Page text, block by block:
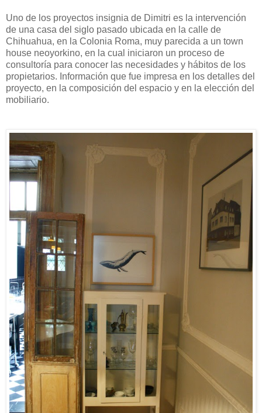
Uno de los proyectos insignia de Dimitri es la intervención
de una casa del siglo pasado ubicada en la calle de
Chihuahua, en la Colonia Roma, muy parecida a un town
house neoyorkino, en la cual iniciaron un proceso de
consultoría para conocer las necesidades y hábitos de los
propietarios. Información que fue impresa en los detalles del
proyecto, en la composición del espacio y en la elección del
mobiliario.